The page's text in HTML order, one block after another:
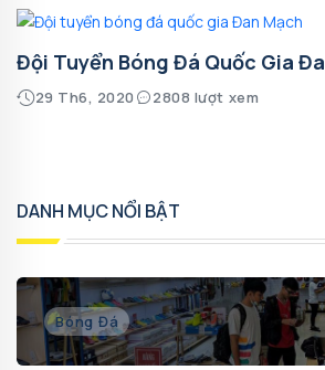
Đội Tuyển Bóng Đá Quốc Gia
29 Th6, 2020 2808 lượt xem
DANH MỤC NỔI BẬT
Bóng Đá